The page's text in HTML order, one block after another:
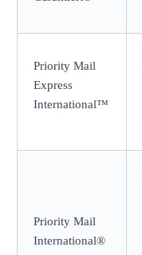
Priority Mail
Express
International™
Priority Mail
International®